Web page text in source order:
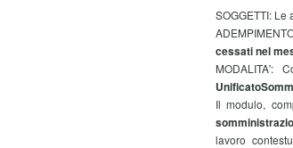
SOGGETTI:
cessati nel
MODALITA':
UnificatoSomm
Il modulo,
lavoro